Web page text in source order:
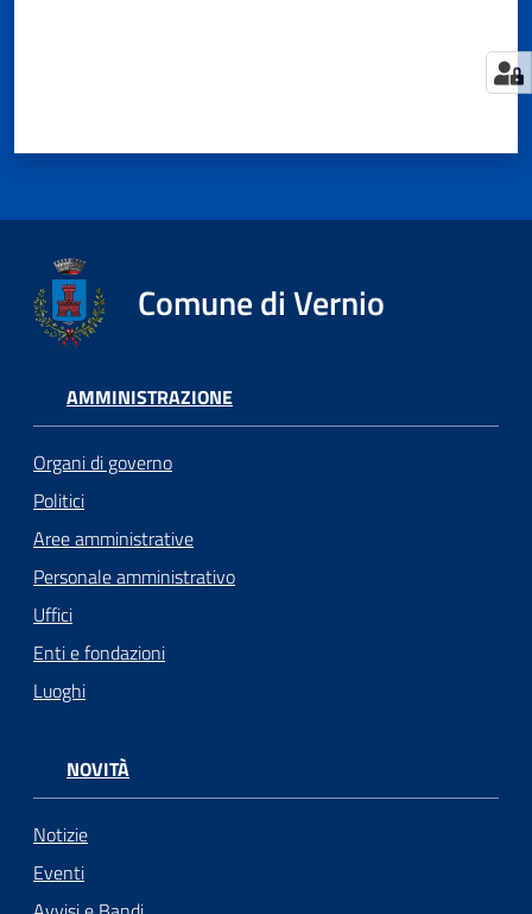
Comune di Vernio
AMMINISTRAZIONE
Organi di governo
Politici
Aree amministrative
Personale amministrativo
Uffici
Enti e fondazioni
Luoghi
NOVITÀ
Notizie
Eventi